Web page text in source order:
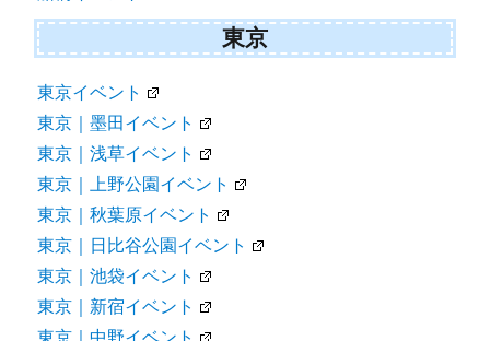
東京
東京イベント
東京｜墨田イベント
東京｜浅草イベント
東京｜上野公園イベント
東京｜秋葉原イベント
東京｜日比谷公園イベント
東京｜池袋イベント
東京｜新宿イベント
東京｜中野イベント